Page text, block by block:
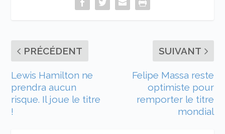
PRÉCÉDENT
Lewis Hamilton ne
prendra aucun
risque. Il joue le titre
!
SUIVANT
Felipe Massa reste
optimiste pour
remporter le titre
mondial